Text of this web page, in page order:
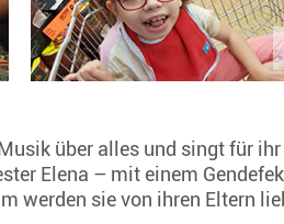
über alles und singt für ihr
Elena – mit einem
werden sie von ihren Eltern